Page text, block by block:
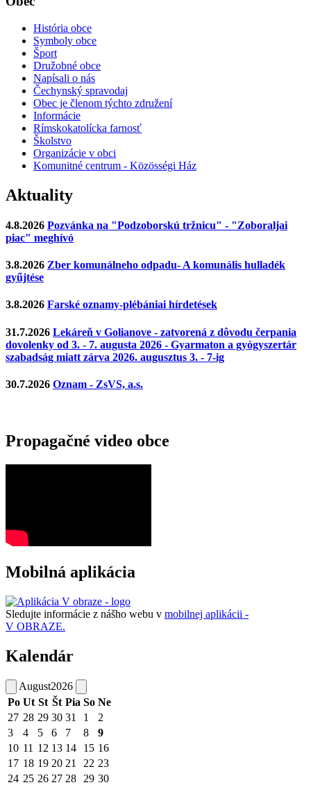
História obce
Symboly obce
Šport
Družobné obce
Napísali o nás
Čechynský spravodaj
Obec je členom týchto združení
Informácie
Rímskokatolícka farnosť
Školstvo
Organizácie v obci
Komunitné centrum - Közösségi Ház
Aktuality
4.8.2026 Pozvánka na "Podzoborskú tržnicu" - "Zoboraljai
piac" meghívó
3.8.2026 Zber komunálneho odpadu- A komunális hulladék
gyűjtése
3.8.2026 Farské oznamy-plébániai hírdetések
31.7.2026 Lekáreň v Golianove - zatvorená z dôvodu čerpania
dovolenky od 3. - 7. augusta 2026 - Gyarmaton a gyógyszertár
szabadság miatt zárva 2026. augusztus 3. - 7-ig
30.7.2026 Oznam - ZsVS, a.s.
Propagačné video obce
Mobilná aplikácia
Sledujte informácie z nášho webu v mobilnej aplikácii -
V OBRAZE.
Kalendár
August2026
Po Ut St Št Pia So Ne
27 28 29 30 31 1
2
3
4 5 6 7 8
9
10 11 12 13 14 15 16
17 18 19 20 21 22 23
24 25 26 27 28 29 30